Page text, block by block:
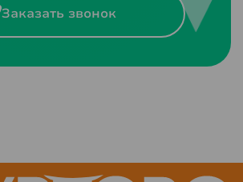
Заказать звонок